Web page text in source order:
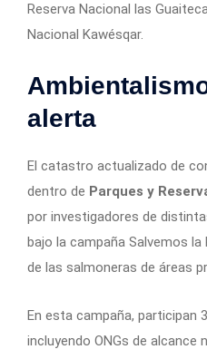
Reserva Nacional las
Nacional Kawésqar.
alerta
El catastro actualizado de
dentro de Parques y
por investigadores de
bajo la campaña Salvemos
de las salmoneras de áreas
En esta campaña, participan
incluyendo ONGs de alcance